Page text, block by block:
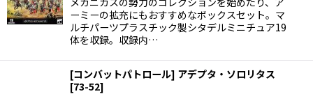
ーミーの拡充にもおすすめなボックスセット。マ
ルチパーツプラスチック製シタデルミニチュア19
体を収録。収録内…
[コンバットパトロール] アデプタ・ソロリタス
[73-52]